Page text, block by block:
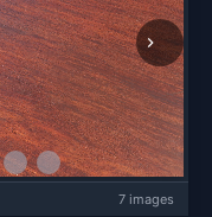
7 images